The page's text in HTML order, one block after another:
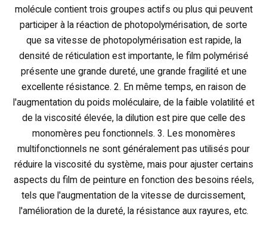
molécule contient trois groupes actifs ou plus qui peuvent
participer à la réaction de photopolymérisation, de sorte
que sa vitesse de photopolymérisation est rapide, la
densité de réticulation est importante, le film polymérisé
présente une grande dureté, une grande fragilité et une
excellente résistance. 2. En même temps, en raison de
l'augmentation du poids moléculaire, de la faible volatilité et
de la viscosité élevée, la dilution est pire que celle des
monomères peu fonctionnels. 3. Les monomères
multifonctionnels ne sont généralement pas utilisés pour
réduire la viscosité du système, mais pour ajuster certains
aspects du film de peinture en fonction des besoins réels,
tels que l'augmentation de la vitesse de durcissement,
l'amélioration de la dureté, la résistance aux rayures, etc.